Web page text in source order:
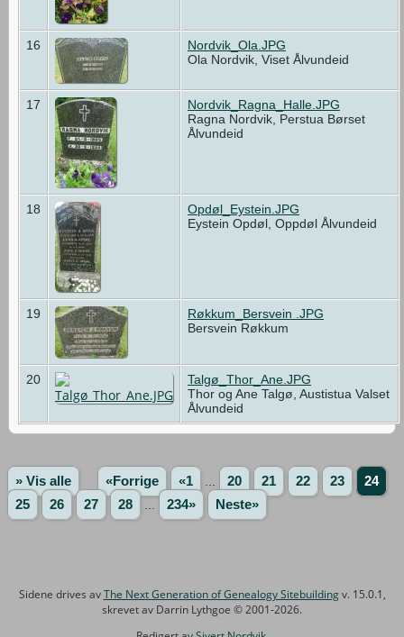
16
Nordvik_Ola.JPG
Ola Nordvik, Viset Ålvundeid
17
Nordvik_Ragna_Halle.JPG
Ragna Nordvik, Perstua Børset
Ålvundeid
18
Opdøl_Eystein.JPG
Eystein Opdøl, Oppdøl Ålvundeid
19
Røkkum_Bersvein .JPG
Bersvein Røkkum
20
Talgø_Thor_Ane.JPG
Thor og Ane Talgø, Austistua Valset
Ålvundeid
» Vis alle «Forrige «1 20 21 22 23
24
25
26 27 28 234» Neste»
Sidene drives avThe Next Generation of Genealogy Sitebuildingv. 15.0.1,
skrevet av Darrin Lythgoe © 2001-2026.